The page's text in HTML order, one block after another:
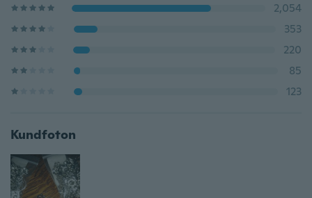
2,054
353
220
85
123
Kundfoton